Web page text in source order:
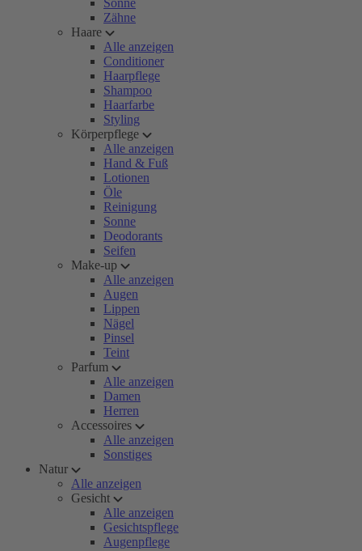
Sonne
Zähne
Haare
Alle anzeigen
Conditioner
Haarpflege
Shampoo
Haarfarbe
Styling
Körperpflege
Alle anzeigen
Hand & Fuß
Lotionen
Öle
Reinigung
Sonne
Deodorants
Seifen
Make-up
Alle anzeigen
Augen
Lippen
Nägel
Pinsel
Teint
Parfum
Alle anzeigen
Damen
Herren
Accessoires
Alle anzeigen
Sonstiges
Natur
Alle anzeigen
Gesicht
Alle anzeigen
Gesichtspflege
Augenpflege